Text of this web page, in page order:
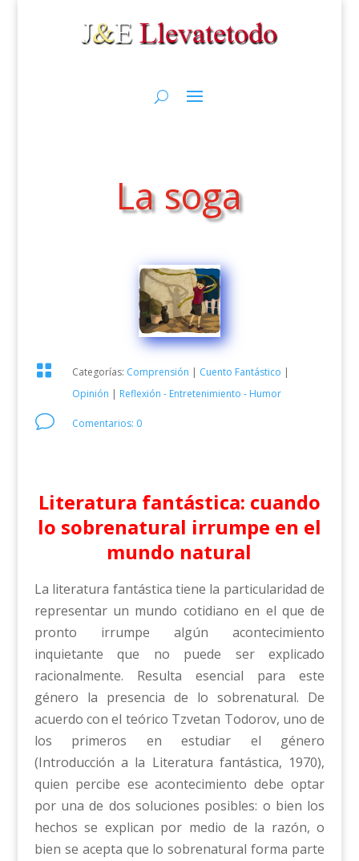
La soga
 Categorías: Comprensión | Cuento Fantástico |
Opinión | Reflexión - Entretenimiento - Humor
v Comentarios: 0
Literatura fantástica: cuando
lo sobrenatural irrumpe en el
mundo natural
La literatura fantástica tiene la particularidad de
representar un mundo cotidiano en el que de
pronto irrumpe algún acontecimiento
inquietante que no puede ser explicado
racionalmente. Resulta esencial para este
género la presencia de lo sobrenatural. De
acuerdo con el teórico Tzvetan Todorov, uno de
los primeros en estudiar el género
(Introducción a la Literatura fantástica, 1970),
quien percibe ese acontecimiento debe optar
por una de dos soluciones posibles: o bien los
hechos se explican por medio de la razón, o
bien se acepta que lo sobrenatural forma parte